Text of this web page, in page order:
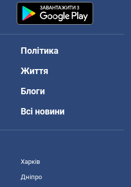
Політика
Життя
Блоги
Всі новини
Харків
Дніпро